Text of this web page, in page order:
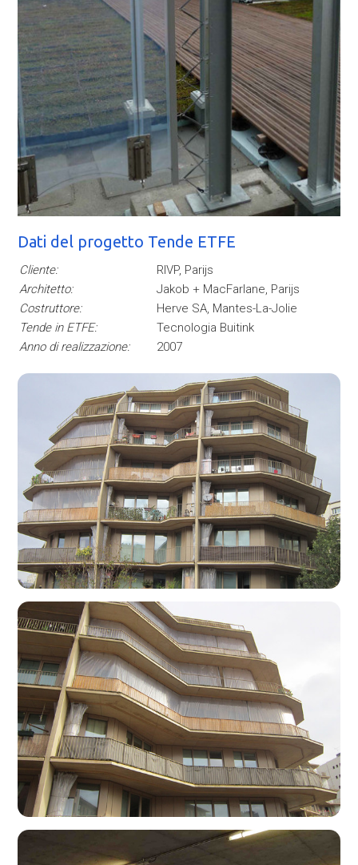
Dati del progetto Tende ETFE
Cliente:
RIVP, Parijs
Architetto:
Jakob + MacFarlane, Parijs
Costruttore:
Herve SA, Mantes-La-Jolie
Tende in ETFE:
Tecnologia Buitink
Anno di realizzazione:
2007